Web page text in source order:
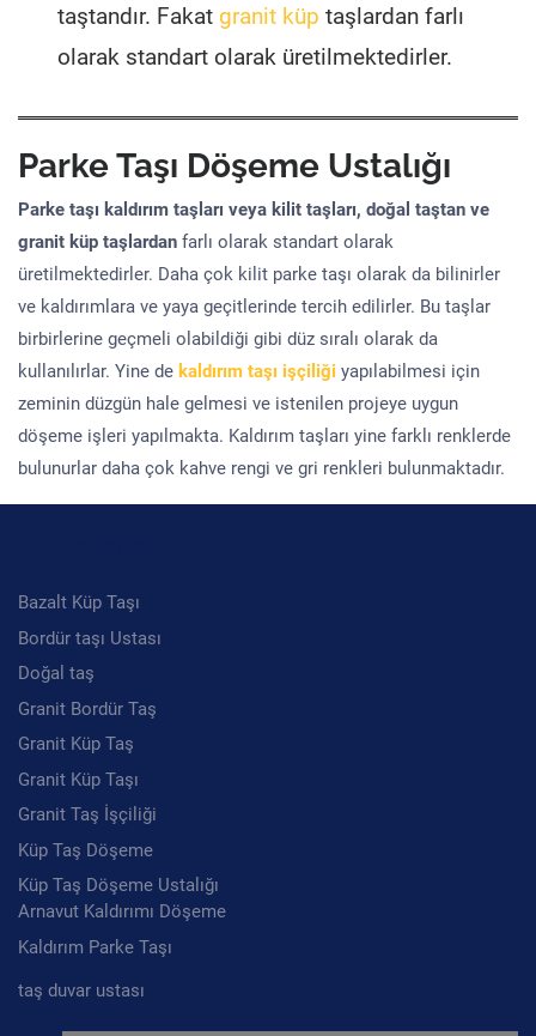
taştandır. Fakat granit küp taşlardan farlı
olarak standart olarak üretilmektedirler.
Parke Taşı Döşeme Ustalığı
Parke taşı kaldırım taşları veya kilit taşları, doğal taştan ve
granit küp taşlardan farlı olarak standart olarak
üretilmektedirler. Daha çok kilit parke taşı olarak da bilinirler
ve kaldırımlara ve yaya geçitlerinde tercih edilirler. Bu taşlar
birbirlerine geçmeli olabildiği gibi düz sıralı olarak da
kullanılırlar. Yine de kaldırım taşı işçiliği yapılabilmesi için
zeminin düzgün hale gelmesi ve istenilen projeye uygun
döşeme işleri yapılmakta. Kaldırım taşları yine farklı renklerde
bulunurlar daha çok kahve rengi ve gri renkleri bulunmaktadır.
Bazalt Küp Taşı
Bordür taşı Ustası
Doğal taş
Granit Bordür Taş
Granit Küp Taş
Granit Küp Taşı
Granit Taş İşçiliği
Küp Taş Döşeme
Küp Taş Döşeme Ustalığı
Arnavut Kaldırımı Döşeme
Kaldırım Parke Taşı
taş duvar ustası